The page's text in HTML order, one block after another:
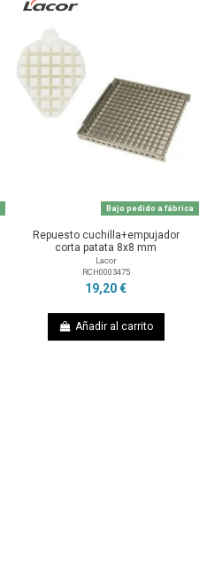
Bajo pedido a fábrica
Repuesto cuchilla+empujador
corta patata 8x8 mm
Lacor
RCH0003475
19,20 €
Añadir al carrito